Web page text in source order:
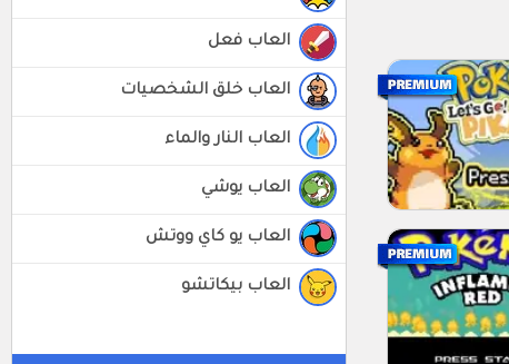
العاب فعل
العاب خلق الشخصيات
العاب النار والماء
العاب يوشي
العاب يو كاي ووتش
العاب بيكاتشو